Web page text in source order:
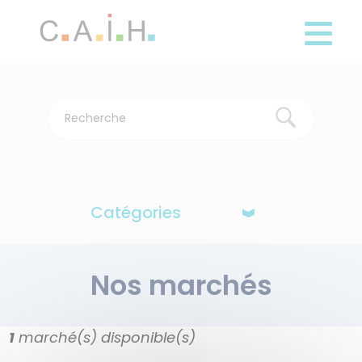
Panneau de gestion des cookies
Catégories
Nos marchés
1 marché(s) disponible(s)